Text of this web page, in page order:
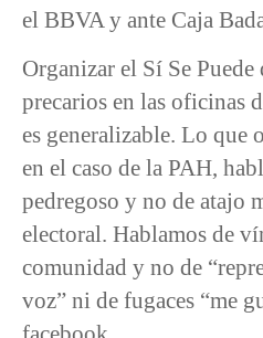
el BBVA y ante Caja
Organizar el Sí Se Puede
precarios en las oficinas
es generalizable. Lo que
en el caso de la PAH,
pedregoso y no de atajo
electoral. Hablamos de
comunidad y no de
voz” ni de fugaces “me